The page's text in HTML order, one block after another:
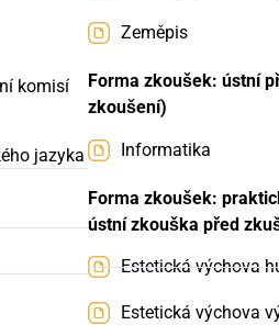
komisí
jazyka
Zeměpis
Forma zkoušek: ústní
zkoušení)
Informatika
Forma zkoušek:
ústní zkouška před
Estetická výchova
Estetická výchova